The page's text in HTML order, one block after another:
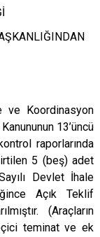
ve Koordinasyon
13’üncü
raporlarında
5 (beş) adet
Devlet İhale
Açık Teklif
(Araçların
teminat ve ek